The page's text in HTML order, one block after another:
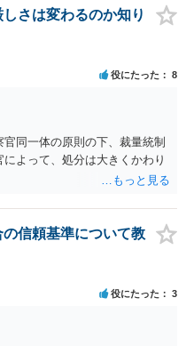
無いわけですし狼狽える必要
さは変わるのか知り
役にたった 8
同一体の原則の下、裁量統制
よって、処分は大きくかわり
信頼基準について教
役にたった 3